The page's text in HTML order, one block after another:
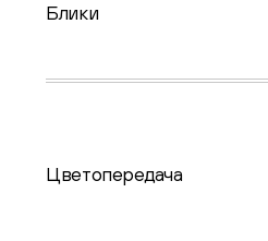
Блики
Цветопередача